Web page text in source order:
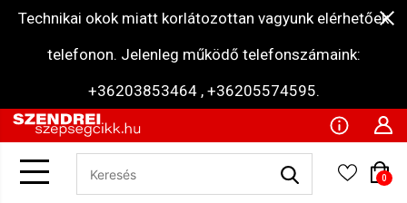
Technikai okok miatt korlátozottan vagyunk elérhetőek
telefonon. Jelenleg működő telefonszámaink:
+36203853464 , +36205574595.
0